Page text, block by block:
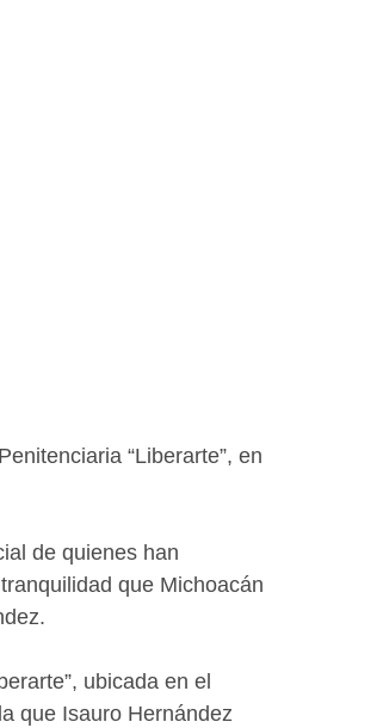
“Liberarte”, en
de quienes han
que Michoacán
ubicada en el
que Isauro Hernández